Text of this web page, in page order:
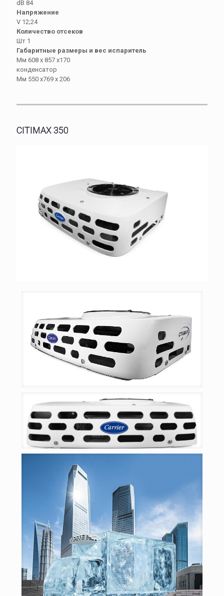
dB 84
Напряжение
V 12;24
Количество отсеков
Шт 1
Габаритные размеры и вес испаритель
Мм 608 х 857 х170
конденсатор
Мм 550 х769 х 206
CITIMAX 350